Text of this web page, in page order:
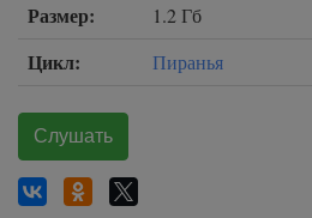
Размер: 1.2 Гб
Цикл: Пиранья
Слушать